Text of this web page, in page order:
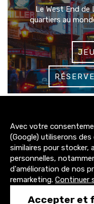
Le West End de
quartiers au
3200+
abonnés
4300+
abonnés
1500+
abonnés
Avec votre
(Google) utiliserons
similaires pour stocker,
personnelles,
d'amélioration de nos
remarketing. Continuer
Accepter et